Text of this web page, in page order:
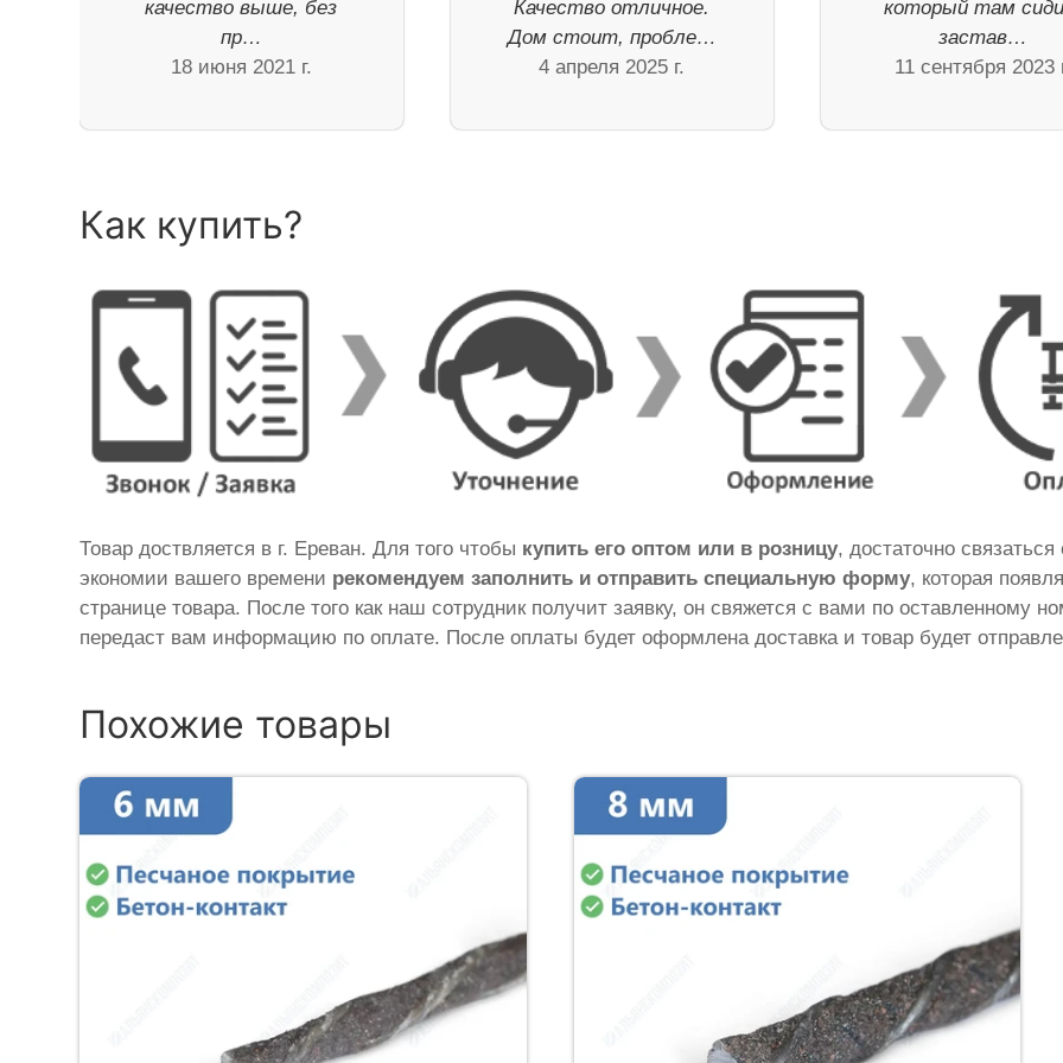
качество выше, без
пр…
18 июня 2021 г.
Качество отличное.
Дом стоит, пробле…
4 апреля 2025 г.
который там
застав…
11 сентября 2023
Как купить?
Товар доствляется в г. Ереван. Для того чтобы купить его оптом или в розницу, достаточно
экономии вашего времени рекомендуем заполнить и отправить специальную форму, которая
странице товара. После того как наш сотрудник получит заявку, он свяжется с вами по оставленному
передаст вам информацию по оплате. После оплаты будет оформлена доставка и товар будет
Похожие товары